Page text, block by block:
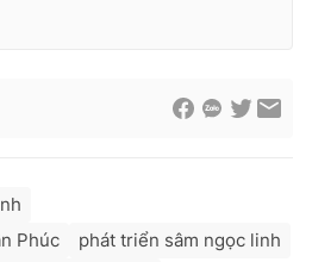
nguồn VTV.vn khi phát hành lại
Phúc
phát triển sâm ngọc linh